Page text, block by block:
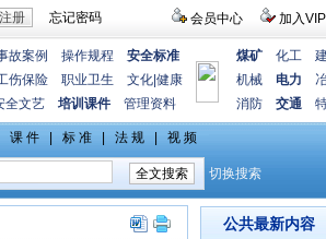
会员中心 加入VIP
忘记密码
故案例 操作规程
安全标准
伤保险 职业卫生 文化 健康
全文艺 培训课件 管理资料
煤矿 化工
机械
电力
消防
交通
公共最新内容